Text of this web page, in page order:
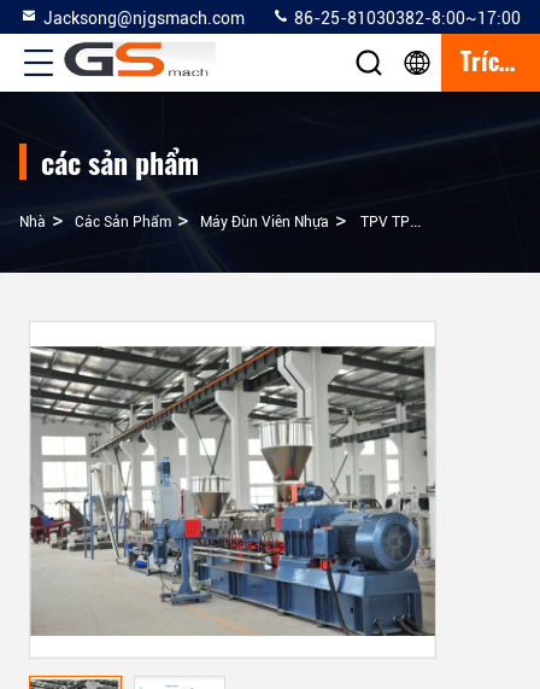
Jacksong@njgsmach.com 86-25-81030382-8:00~17:00
Trích Dẫn
các sản phẩm
Nhà > Các Sản Phẩm > Máy Đùn Viên Nhựa > TPV TPR Nhựa Nhiệt Dẻo Viên Đùn 300-400kg / H / Nước Ring Hệ Thống Cắt